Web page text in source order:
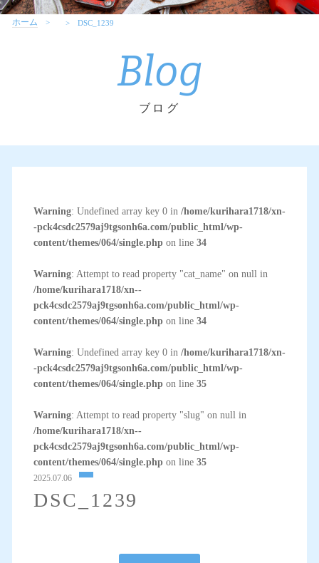
ホーム DSC_1239
Blog
ブログ
Warning: Undefined array key 0 in /home/kurihara1718/xn-
-pck4csdc2579aj9tgsonh6a.com/public_html/wp-
content/themes/064/single.phpon line 34
Warning: Attempt to read property "cat_name" on null in
/home/kurihara1718/xn--
pck4csdc2579aj9tgsonh6a.com/public_html/wp-
content/themes/064/single.phpon line 34
Warning: Undefined array key 0 in /home/kurihara1718/xn-
-pck4csdc2579aj9tgsonh6a.com/public_html/wp-
content/themes/064/single.phpon line 35
Warning: Attempt to read property "slug" on null in
/home/kurihara1718/xn--
pck4csdc2579aj9tgsonh6a.com/public_html/wp-
content/themes/064/single.phpon line 35
2025.07.06
DSC_1239